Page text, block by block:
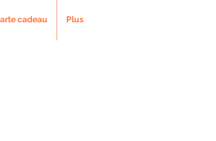
cadeau Plus